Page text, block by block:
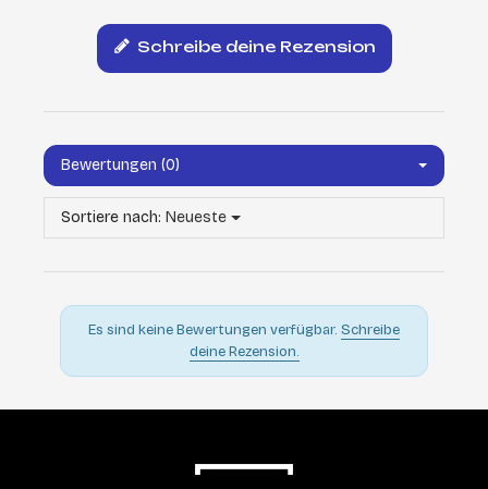
Schreibe deine Rezension
Bewertungen (0)
Sortiere nach: Neueste
Es sind keine Bewertungen verfügbar. Schreibe
deine Rezension.